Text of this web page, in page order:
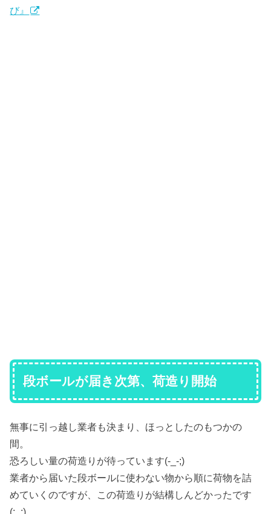
び』
段ボールが届き次第、荷造り開始
無事に引っ越し業者も決まり、ほっとしたのもつかの
間。
恐ろしい量の荷造りが待っています(-_-;)
業者から届いた段ボールに使わない物から順に荷物を詰
めていくのですが、この荷造りが結構しんどかったです
(;_;)